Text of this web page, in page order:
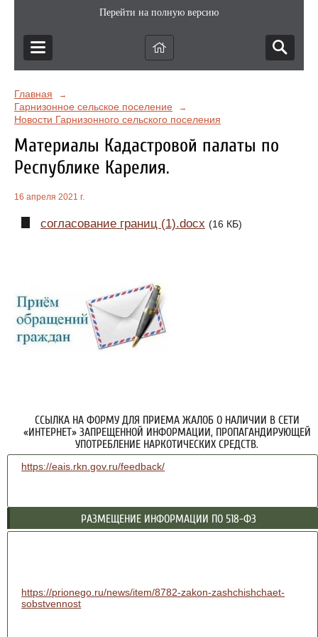
Перейти на полную версию
Главная →
Гарнизонное сельское поселение →
Новости Гарнизонного сельского поселения
Материалы Кадастровой палаты по
Республике Карелия.
16 апреля 2021 г.
согласование границ (1).docx (16 КБ)
ССЫЛКА НА ФОРМУ ДЛЯ ПРИЕМА ЖАЛОБ О НАЛИЧИИ В СЕТИ
«ИНТЕРНЕТ» ЗАПРЕЩЕННОЙ ИНФОРМАЦИИ, ПРОПАГАНДИРУЮЩЕЙ
УПОТРЕБЛЕНИЕ НАРКОТИЧЕСКИХ СРЕДСТВ.
https://eais.rkn.gov.ru/feedback/
РАЗМЕЩЕНИЕ ИНФОРМАЦИИ ПО 518-ФЗ
https://prionego.ru/news/item/8782-zakon-zashchishchaet-
sobstvennost